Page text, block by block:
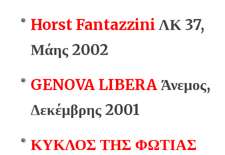
Horst Fantazzini ΛΚ 37,
Μάης 2002
GENOVA LIBERAΆνεμος,
Δεκέμβρης 2001
ΚΥΚΛΟΣ ΤΗΣ ΦΩΤΙΑΣ